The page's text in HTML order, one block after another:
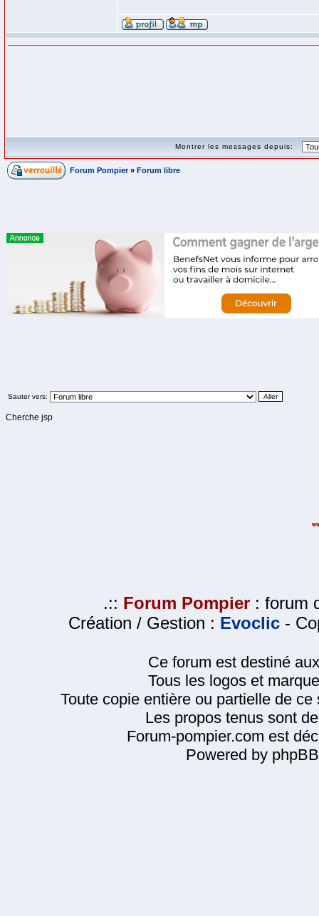
Montrer les messages depuis:
Forum Pompier » Forum libre
Sauter vers:
Cherche jsp
.:: Forum Pompier : forum
Création / Gestion : Evoclic -
Ce forum est destiné
Tous les logos et
Toute copie entière ou partielle de
Les propos tenus sont
Forum-pompier.com est
Powered by